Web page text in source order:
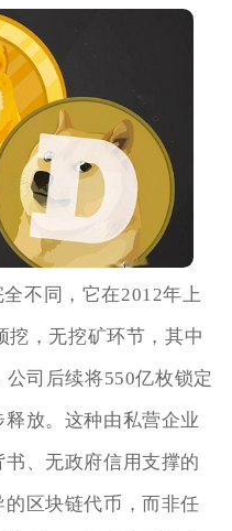
不同，它在2012年上
挖，无挖矿环节，其中
司后续将550亿枚锁定
放。这种由私营企业
、无政府信用支撑的
区块链代币，而非任